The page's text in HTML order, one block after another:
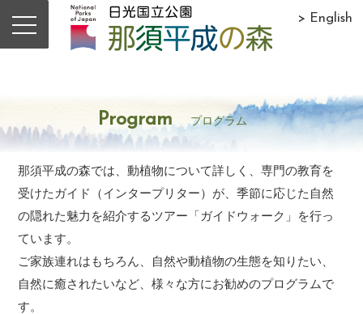
> English
Program プログラム
那須平成の森では、動植物について詳しく、専門の教育を
受けたガイド（インタープリター）が、季節に応じた自然
の隠れた魅力を紹介するツアー「ガイドウォーク」を行っ
ています。
ご家族連れはもちろん、自然や動植物の生態を知りたい、
自然に癒されたいなど、様々な方にお勧めのプログラムで
す。